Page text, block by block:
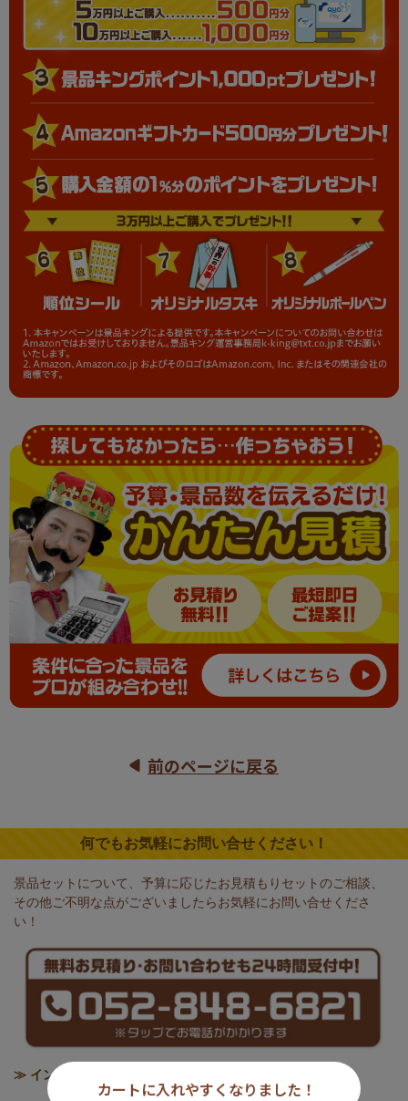
カートに入れやすくなりました！
前のページに戻る
何でもお気軽にお問い合せください！
景品セットについて、予算に応じたお見積もりセットのご相談、
その他ご不明な点がございましたらお気軽にお問い合せくださ
い！
≫ インボイス制度の対応について